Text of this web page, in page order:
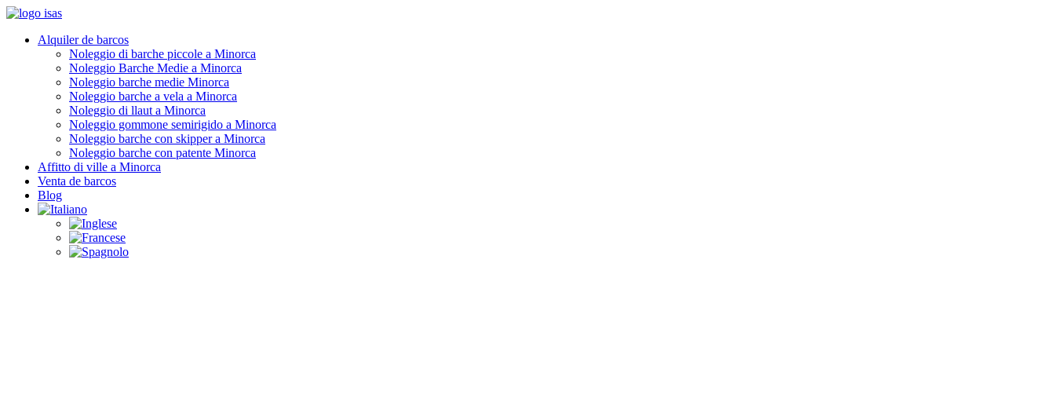
Alquiler de barcos
Noleggio di barche piccole a Minorca
Noleggio Barche Medie a Minorca
Noleggio barche medie Minorca
Noleggio barche a vela a Minorca
Noleggio di llaut a Minorca
Noleggio gommone semirigido a Minorca
Noleggio barche con skipper a Minorca
Noleggio barche con patente Minorca
Affitto di ville a Minorca
Venta de barcos
Blog